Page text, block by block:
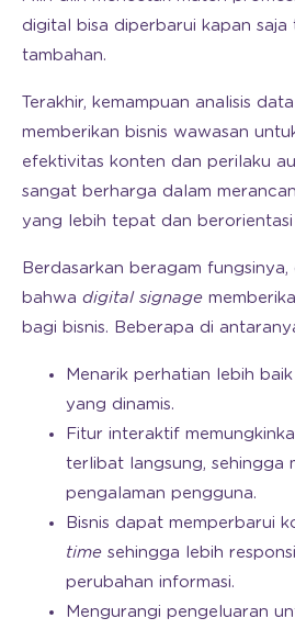
digital bisa diperbarui kapan saja
tambahan.
Terakhir, kemampuan analisis
memberikan bisnis wawasan
efektivitas konten dan perilaku
sangat berharga dalam
yang lebih tepat dan berorientasi
Berdasarkan beragam
bahwa digital signage
bagi bisnis. Beberapa di
Menarik perhatian lebih
yang dinamis.
Fitur interaktif
terlibat langsung, sehingga
pengalaman pengguna.
Bisnis dapat memperbarui
time sehingga lebih
perubahan informasi.
Mengurangi pengeluaran